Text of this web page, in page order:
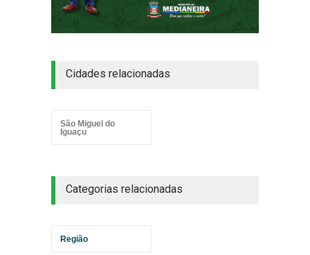
Cidades relacionadas
São Miguel do
Iguaçu
Categorias relacionadas
Região